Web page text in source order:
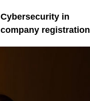
Cybersecurity in
company registration